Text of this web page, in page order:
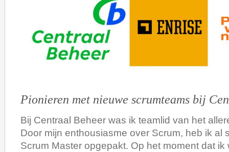
Pionieren met nieuwe scrumteams bij
Bij Centraal Beheer was ik teamlid van het
Door mijn enthousiasme over Scrum, heb ik al
Scrum Master opgepakt. Op het moment dat ik